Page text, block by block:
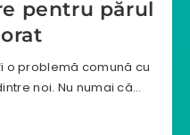
pentru părul
o problemă comună cu
noi. Nu numai că…